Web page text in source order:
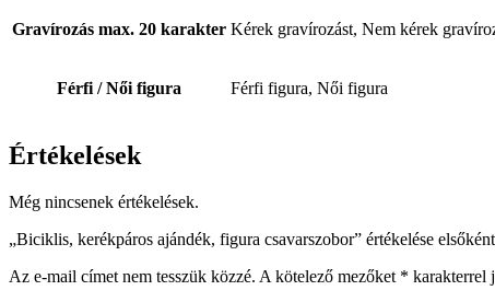
Gravírozás max. 20 karakter Kérek gravírozást, Nem kérek
Férfi / Női figura Férfi figura, Női figura
Értékelések
Még nincsenek értékelések.
„Biciklis, kerékpáros ajándék, figura csavarszobor” értékelése elsőként
Az e-mail címet nem tesszük közzé. A kötelező mezőket * karakterrel